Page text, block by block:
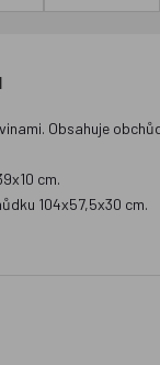
Obsahuje
cm.
104x57,5x30 cm.